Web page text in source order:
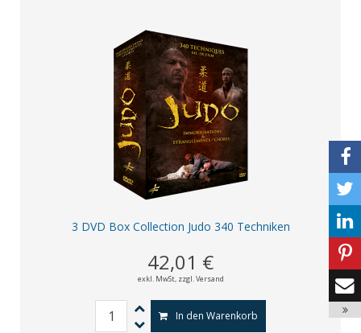
3 DVD Box Collection Judo 340 Techniken
42,01 €
exkl. MwSt, zzgl. Versand
In den Warenkorb